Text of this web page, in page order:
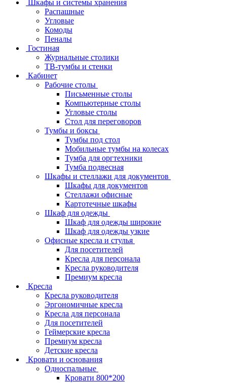
Шкафы и системы хранения
Распашные
Угловые
Комоды
Пеналы
Гостиная
Журнальные столики
ТВ‑тумбы и стенки
Кабинет
Рабочие столы
Письменные столы
Компьютерные столы
Угловые столы
Стол для переговоров
Тумбы и боксы
Тумбы под стол
Мобильные тумбы на колесах
Тумба для оргтехники
Тумба подвесная
Шкафы и стеллажи для документов
Шкафы для документов
Стеллажи офисные
Картотечные шкафы
Шкаф для одежды
Шкаф для одежды широкие
Шкаф для одежды узкие
Офисные кресла и стулья
Для посетителей
Кресла для персонала
Кресла руководителя
Премиум кресла
Кресла
Кресла руководителя
Эргономичные кресла
Кресла для персонала
Для посетителей
Геймерские кресла
Премиум кресла
Детские кресла
Кровати и основания
Односпальные
Кровати 800*200